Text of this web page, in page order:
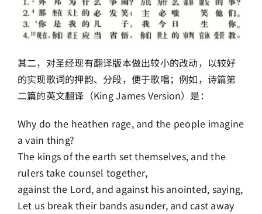
其二，对圣经现有翻译版本做出较小的改动，以较好
的实现歌词的押韵、分段，便于歌唱；例如，诗篇第
二篇的英文翻译（King James Version）是：
Why do the heathen rage, and the people imagine
a vain thing?
The kings of the earth set themselves, and the
rulers take counsel together,
against the Lord, and against his anointed, saying,
Let us break their bands asunder, and cast away